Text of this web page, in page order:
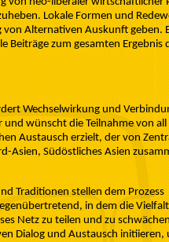
Lokale Formen und
Alternativen Auskunft geben.
Beiträge zum gesamten Ergebnis
Wechselwirkung und
wünscht die Teilnahme von all
Austausch erzielt, der von
Asien, Südöstliches Asien
Traditionen stellen dem Prozess
in dem die
Netz zu teilen und zu
Dialog und Austausch initiieren,